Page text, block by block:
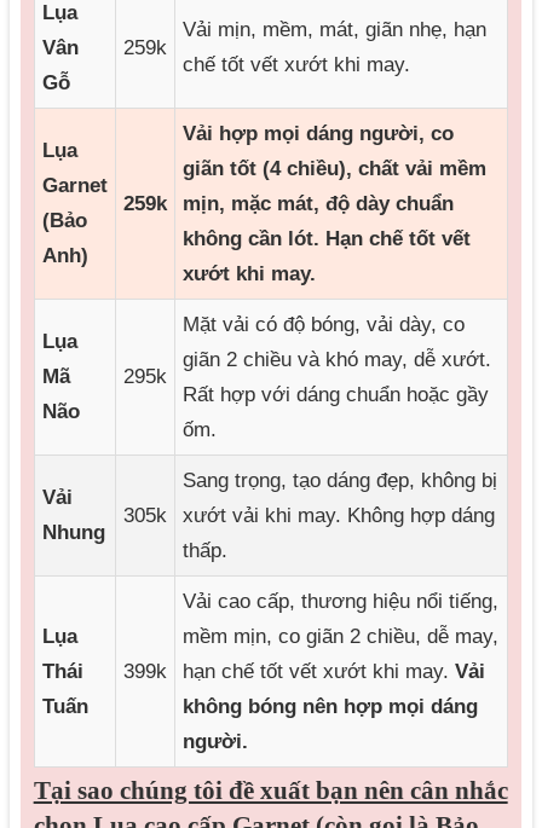
Lụa
Vân
Gỗ
259k
Vải mịn, mềm, mát, giãn nhẹ, hạn
chế tốt vết xướt khi may.
Lụa
Garnet
(Bảo
Anh)
259k
Vải hợp mọi dáng người, co
giãn tốt (4 chiều), chất vải mềm
mịn, mặc mát, độ dày chuẩn
không cần lót. Hạn chế tốt vết
xướt khi may.
Lụa
Mã
Não
295k
Mặt vải có độ bóng, vải dày, co
giãn 2 chiều và khó may, dễ xướt.
Rất hợp với dáng chuẩn hoặc gầy
ốm.
Vải
Nhung
305k
Sang trọng, tạo dáng đẹp, không bị
xướt vải khi may. Không hợp dáng
thấp.
Lụa
Thái
Tuấn
399k
Vải cao cấp, thương hiệu nổi tiếng,
mềm mịn, co giãn 2 chiều, dễ may,
hạn chế tốt vết xướt khi may. Vải
không bóng nên hợp mọi dáng
người.
Tại sao chúng tôi đề xuất bạn nên cân nhắc